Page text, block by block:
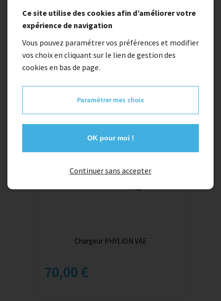
77,00 €
Chargeur PHYLION VAE
70,00 €
Ce site utilise des cookies afin d’améliorer votre
expérience de navigation
Vous pouvez paramétrer vos préférences et modifier
vos choix en cliquant sur le lien de gestion des
cookies en bas de page.
Paramétrer mes choix
OK pour moi !
Continuer sans accepter